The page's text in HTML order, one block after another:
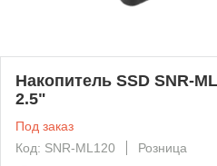
Накопитель SSD SNR-
2.5"
Под заказ
Код: SNR-ML120
Розница